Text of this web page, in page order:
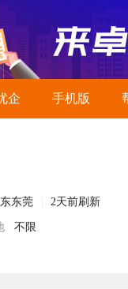
企 手机版
东莞 2天前刷新
不限